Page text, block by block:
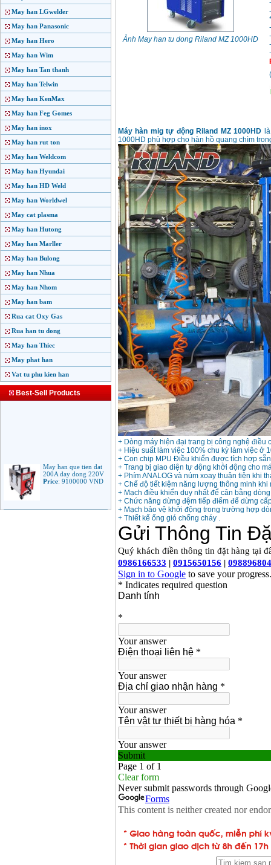
May han LGwelder
May han Panasonic
May han Hero
May han Wim
May han Tan thanh
May han Telwin
May han KenMax
May han Feg Gomes
May han inox
May han rut ton
May han Weldcom
May han Hyundai
May han HD Weld
May han Worldwel
May cat plasma
May han Hutong
May han Marller
May han Bulong
May han Nhua
May han Nhom
May han bam
Rua cat Oxy Gas
Rua han tu dong
May han Thiec
May phat han
Vat tu phu kien han
Best-Sell Products
200A day dong 220V
Price :9100000 VND
May han que dien tu
Ảnh May han tu dong Riland MZ 1000HD
(
Máy hàn mig tự động Riland MZ 1000HD
1000HD phù hợp cho hàn hồ quang chìm
+ Dòng máy hiện đại trang bị công nghệ điều
+ Hiệu suất làm việc 100% chu kỳ làm việc ở
+ Con chip MPU Điều khiển được tích hợp
+ Trang bị giao diện tự động khởi động cho
+ Phím ANALOG và núm xoay thuận tiện khi
+ Chế độ tiết kiệm năng lượng thông minh khi
+ Mạch điều khiển duy nhất để cân bằng
+ Chức năng dừng đệm tiếp điểm để dừng
+ Mạch bảo vệ khởi động trong trường hợp
+ Thiết kế ống gió chống cháy .